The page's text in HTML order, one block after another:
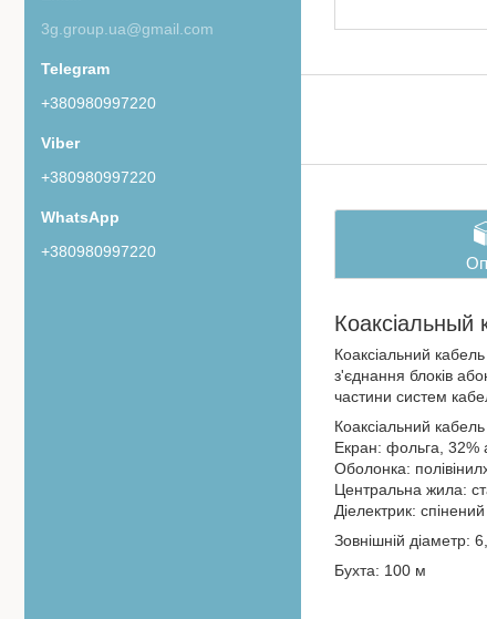
Коаксіальный
Коаксіальний
з'єднання блоків
частини систем
Коаксіальний
Екран: фольга, 32%
Оболонка:
Центральна жила:
Діелектрик:
Зовнішній діаметр:
Бухта: 100 м
3g.group.ua@gmail.com
+380980997220
+380980997220
+380980997220